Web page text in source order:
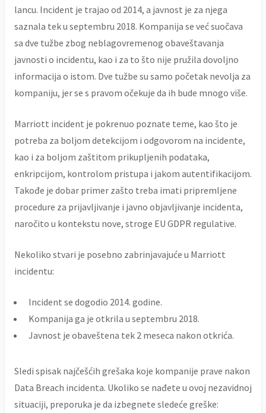
lancu. Incident je trajao od 2014, a javnost je za njega
saznala tek u septembru 2018. Kompanija se već suočava
sa dve tužbe zbog neblagovremenog obaveštavanja
javnosti o incidentu, kao i za to što nije pružila dovoljno
informacija o istom. Dve tužbe su samo početak nevolja za
kompaniju, jer se s pravom očekuje da ih bude mnogo više.
Marriott incident je pokrenuo poznate teme, kao što je
potreba za boljom detekcijom i odgovorom na incidente,
kao i za boljom zaštitom prikupljenih podataka,
enkripcijom, kontrolom pristupa i jakom autentifikacijom.
Takođe je dobar primer zašto treba imati pripremljene
procedure za prijavljivanje i javno objavljivanje incidenta,
naročito u kontekstu nove, stroge EU GDPR regulative.
Nekoliko stvari je posebno zabrinjavajuće u Marriott
incidentu:
Incident se dogodio 2014. godine.
Kompanija ga je otkrila u septembru 2018.
Javnost je obaveštena tek 2 meseca nakon otkrića.
Sledi spisak najčešćih grešaka koje kompanije prave nakon
Data Breach incidenta. Ukoliko se nađete u ovoj nezavidnoj
situaciji, preporuka je da izbegnete sledeće greške: